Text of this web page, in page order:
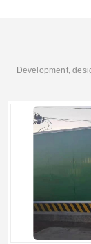
Development,